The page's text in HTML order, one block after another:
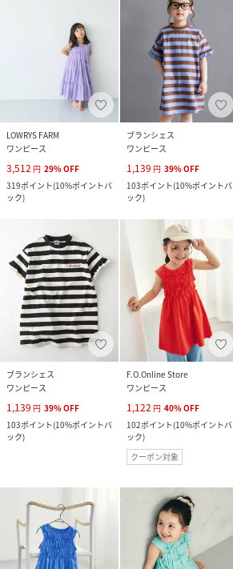
LOWRYS FARM
ワンピース
3,512 円 29%OFF
319ポイント(10%ポイントバ
ック)
ブランシェス
ワンピース
1,139 円 39%OFF
103ポイント(10%ポイントバ
ック)
ブランシェス
ワンピース
1,139 円 39%OFF
103ポイント(10%ポイントバ
ック)
F.O.Online Store
ワンピース
1,122 円 40%OFF
102ポイント(10%ポイントバ
ック)
クーポン対象